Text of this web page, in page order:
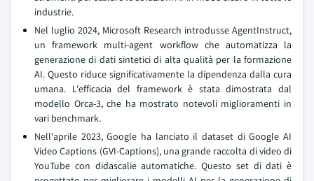
industrie.
Nel luglio 2024, Microsoft Research introdusse AgentInstruct,
un framework multi-agent workflow che automatizza la
generazione di dati sintetici di alta qualità per la formazione
AI. Questo riduce significativamente la dipendenza dalla cura
umana. L'efficacia del framework è stata dimostrata dal
modello Orca-3, che ha mostrato notevoli miglioramenti in
vari benchmark.
Nell'aprile 2023, Google ha lanciato il dataset di Google AI
Video Captions (GVI-Captions), una grande raccolta di video di
YouTube con didascalie automatiche. Questo set di dati è